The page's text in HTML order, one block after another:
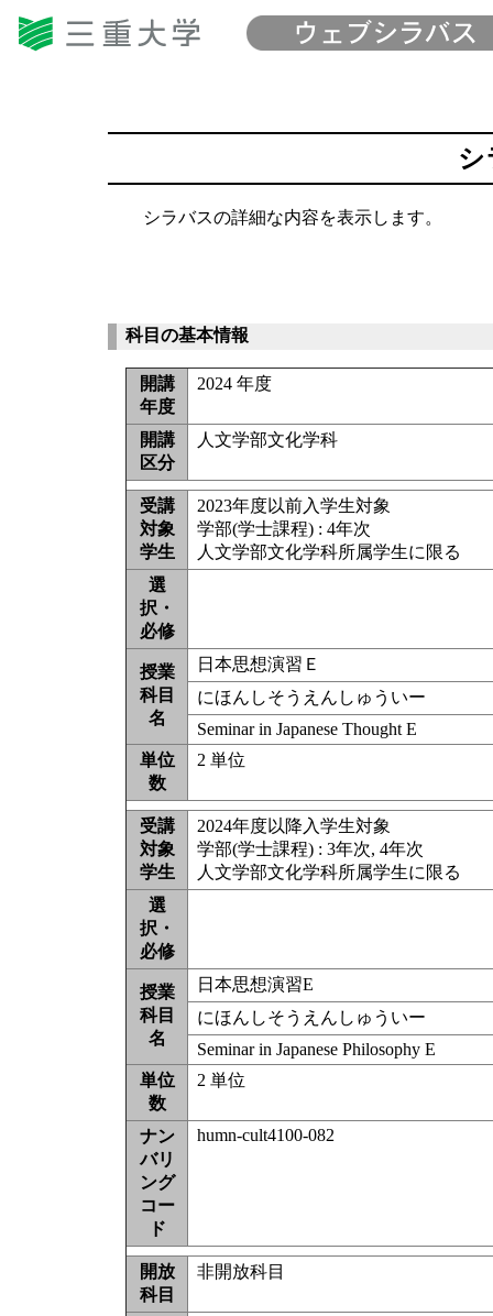
シ
シラバスの詳細な内容を表示します。
科目の基本情報
開講
年度
2024 年度
開講
区分
人文学部文化学科
受講
対象
学生
2023年度以前入学生対象
学部(学士課程) : 4年次
人文学部文化学科所属学生に限る
選
択・
必修
授業
科目
名
日本思想演習Ｅ
にほんしそうえんしゅういー
Seminar in Japanese Thought E
単位
数
2 単位
受講
対象
学生
2024年度以降入学生対象
学部(学士課程) : 3年次, 4年次
人文学部文化学科所属学生に限る
選
択・
必修
授業
科目
名
日本思想演習E
にほんしそうえんしゅういー
Seminar in Japanese Philosophy E
単位
数
2 単位
ナン
バリ
ング
コー
ド
humn-cult4100-082
開放
科目
非開放科目